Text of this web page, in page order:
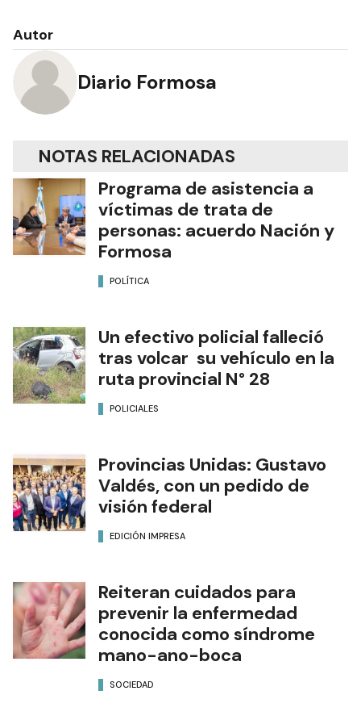
Autor
Diario Formosa
NOTAS RELACIONADAS
Programa de asistencia a
víctimas de trata de
personas: acuerdo Nación y
Formosa
POLÍTICA
Un efectivo policial falleció
tras volcar su vehículo en la
ruta provincial N° 28
POLICIALES
Provincias Unidas: Gustavo
Valdés, con un pedido de
visión federal
EDICIÓN IMPRESA
Reiteran cuidados para
prevenir la enfermedad
conocida como síndrome
mano-ano-boca
SOCIEDAD